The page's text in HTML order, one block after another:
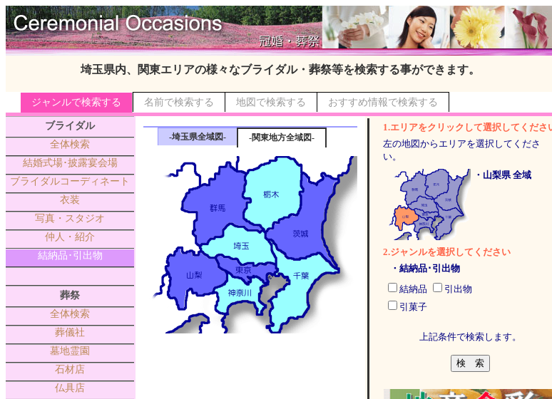
埼玉県内、関東エリアの様々なブライダル・葬祭等を検索する事ができます。
ジャンルで検索する 名前で検索する 地図で検索する おすすめ情報で検索する
ブライダル
全体検索
結婚式場･披露宴会場
ブライダルコーディネート
衣装
写真・スタジオ
仲人・紹介
結納品･引出物
葬祭
全体検索
葬儀社
墓地霊園
石材店
仏具店
-埼玉県全域図- -関東地方全域図-
1.エリアをクリックして選択してくださ
左の地図からエリアを選択してくださ
い。
・山梨県 全域
2.ジャンルを選択してください
・結納品･引出物
結納品
引出物
引菓子
上記条件で検索します。